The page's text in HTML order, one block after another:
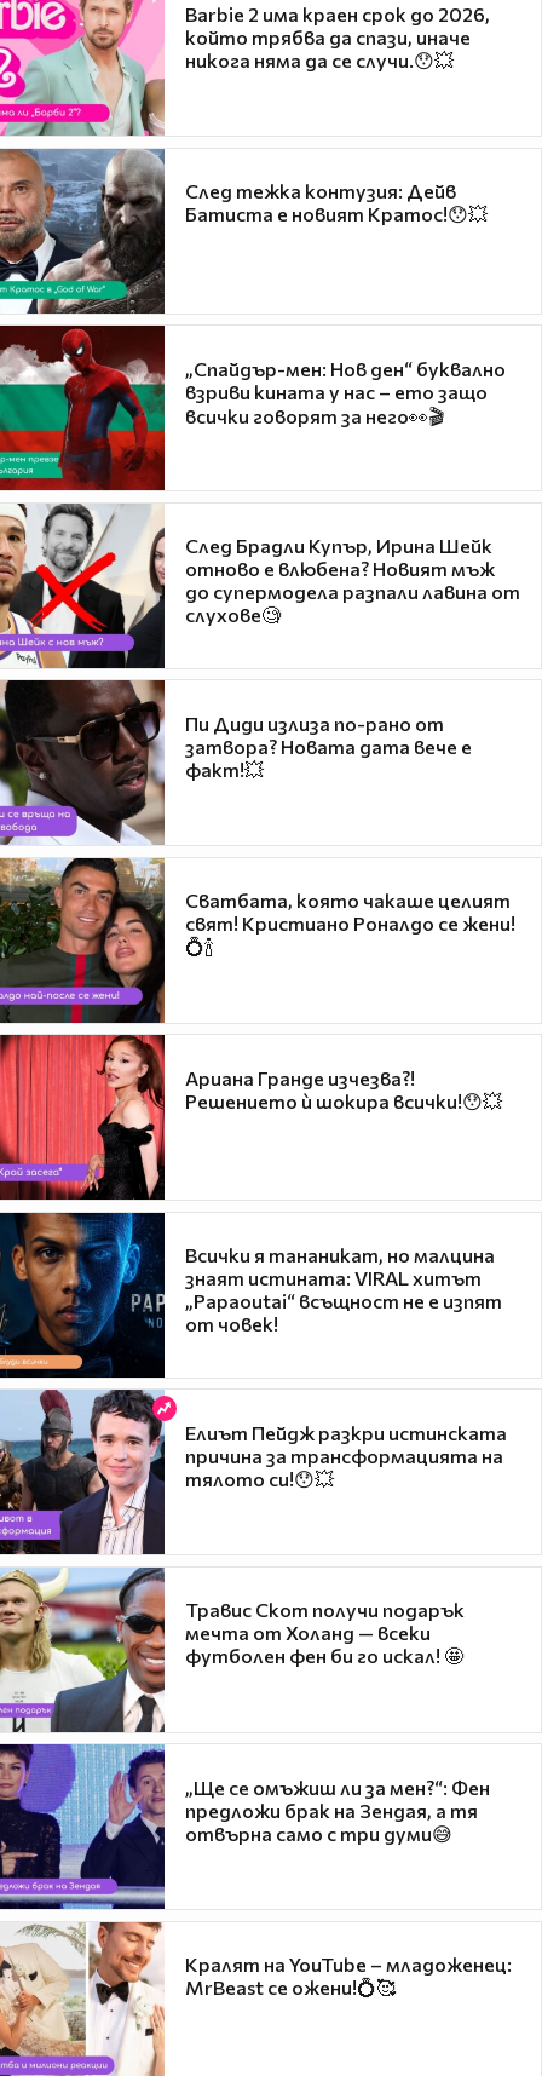
Barbie 2 има краен срок до 2026,
който трябва да спази, иначе
никога няма да се случи.😯💥
След тежка контузия: Дейв
Батиста е новият Кратос!😯💥
„Спайдър-мен: Нов ден“ буквално
взриви кината у нас – ето защо
всички говорят за него👀🎬
След Брадли Купър, Ирина Шейк
отново е влюбена? Новият мъж
до супермодела разпали лавина от
слухове🧐
Пи Диди излиза по-рано от
затвора? Новата дата вече е
факт!💥
Сватбата, която чакаше целият
свят! Кристиано Роналдо се жени!
💍🍾
Ариана Гранде изчезва?!
Решението ѝ шокира всички!😯💥
Всички я тананикат, но малцина
знаят истината: VIRAL хитът
„Papaoutai“ всъщност не е изпят
от човек!
Елиът Пейдж разкри истинската
причина за трансформацията на
тялото си!😯💥
Травис Скот получи подарък
мечта от Холанд — всеки
футболен фен би го искал! 🤩
„Ще се омъжиш ли за мен?“: Фен
предложи брак на Зендая, а тя
отвърна само с три думи😅
Кралят на YouTube – младоженец:
MrBeast се ожени!💍🥰